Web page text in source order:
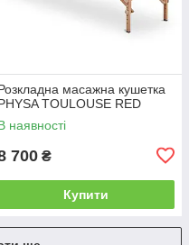
масажна кушетка
TOULOUSE RED
наявності
700 ₴
Купити